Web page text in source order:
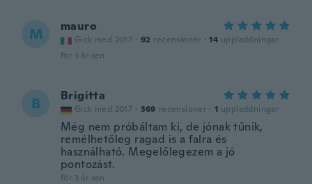
M mauro
Gick med 2017 · 92 recensioner · 14 uppladdningar
för 3 år sen
B Brigitta
Gick med 2017 · 369 recensioner · 1 uppladdningar
Még nem próbáltam ki, de jónak tűnik,
remélhetőleg ragad is a falra és
használható. Megelőlegezem a jó
pontozást.
för 3 år sen